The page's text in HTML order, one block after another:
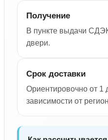
Получение
В пункте выдачи
двери.
Срок доставки
Ориентировочно от 1
зависимости от